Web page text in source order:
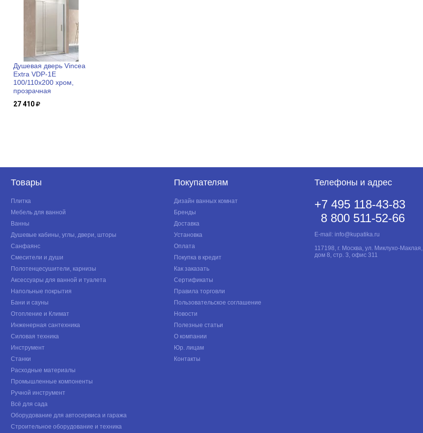
Душевая дверь Vincea
Extra VDP-1E
100/110x200 хром,
прозрачная
27 410
Товары
Плитка
Мебель для ванной
Ванны
Душевые кабины, углы, двери, шторы
Санфаянс
Смесители и души
Полотенцесушители, карнизы
Аксессуары для ванной и туалета
Напольные покрытия
Бани и сауны
Отопление и Климат
Инженерная сантехника
Силовая техника
Инструмент
Станки
Расходные материалы
Промышленные компоненты
Ручной инструмент
Всё для сада
Оборудование для автосервиса и гаража
Строительное оборудование и техника
Покупателям
Дизайн ванных комнат
Бренды
Доставка
Установка
Оплата
Покупка в кредит
Как заказать
Сертификаты
Правила торговли
Пользовательское соглашение
Новости
Полезные статьи
О компании
Юр. лицам
Контакты
Телефоны и адрес
+7 495 118-43-83
8 800 511-52-66
E-mail: info@kupatika.ru
117198, г. Москва, ул. Миклухо-Маклая,
дом 8, стр. 3, офис 311